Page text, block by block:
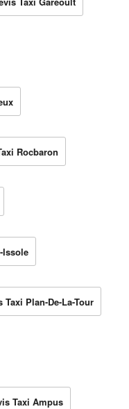
Rocbaron
Issole
Taxi Plan-De-La-Tour
Taxi Ampus